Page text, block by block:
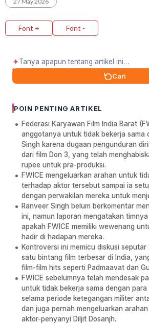
Font + Font -
✦
Cari
POIN PENTING ARTIKEL
Federasi Karyawan Film India Barat
anggotanya untuk tidak bekerja sama
Singh karena dugaan pengunduran
dari film Don 3, yang telah
rupee untuk pra-produksi.
FWICE mengeluarkan arahan untuk
terhadap aktor tersebut sampai ia
dengan perwakilan mereka untuk
Ranveer Singh belum berkomentar
ini, namun laporan mengatakan
apakah FWICE memiliki wewenang
hadir di hadapan mereka.
Kontroversi ini memicu diskusi seputar
satu bintang film terbesar di India,
film-film hits seperti Padmaavat dan
FWICE sebelumnya telah mendesak
untuk tidak bekerja sama dengan para
selama periode ketegangan militer
dan juga pernah mengeluarkan
aktor-penyanyi Diljit Dosanjh.